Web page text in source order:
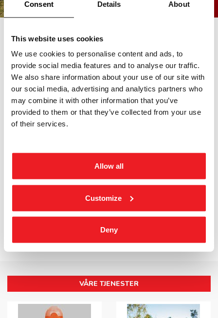
Consent Details About
This website uses cookies
We use cookies to personalise content and ads, to
provide social media features and to analyse our traffic.
We also share information about your use of our site with
our social media, advertising and analytics partners who
may combine it with other information that you’ve
provided to them or that they’ve collected from your use
of their services.
Allow all
Customize
Deny
Vi er en av landets ledende skiltprodusenter
Kraftex har lange og stolte tradisjoner. Vårt spekter
av produkter og produksjonsmetoder, gjør oss til
totalleverandør innen skilt og dekor.
Vi i Kraftex kaller oss nr. 1 på skilt i Norge, fordi vi har en
unik bredde i kunder, produksjonsmetoder og sortiment.
Hos oss finner du alt fra enkle dørskilt og husnummer, til
utsmykket. Du kan se «avtrykket» vårt over hele landet. På
husvegger og postkassestativ, skoler og sykehus. I rådhus
offshore og på byggeplasser.
VÅRE TJENESTER